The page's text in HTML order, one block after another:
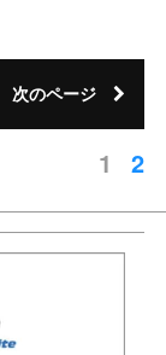
次のページ
1 2